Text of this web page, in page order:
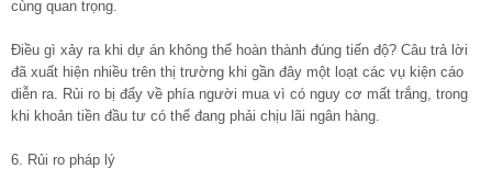
cùng quan trọng.
Điều gì xảy ra khi dự án không thể hoàn thành đúng tiến độ? Câu trả lời
đã xuất hiện nhiều trên thị trường khi gần đây một loạt các vụ kiện cáo
diễn ra. Rủi ro bị đẩy về phía người mua vì có nguy cơ mất trắng, trong
khi khoản tiền đầu tư có thể đang phải chịu lãi ngân hàng.
6. Rủi ro pháp lý